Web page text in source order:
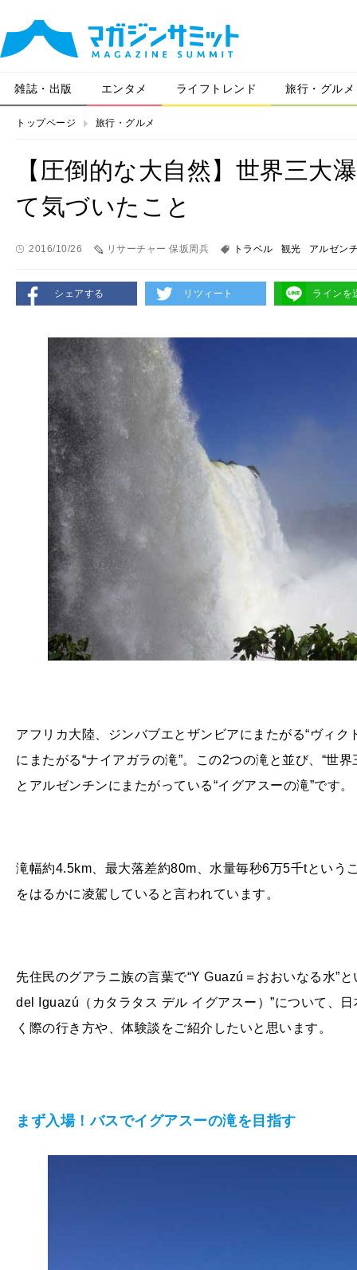
雑誌・出版 エンタメ ライフトレンド 旅行・グルメ
トップページ 旅行・グルメ
【圧倒的な大自然】世界三大
て気づいたこと
2016/10/26 リサーチャー 保坂周兵 トラベル 観光 アルゼン
シェアする リツィート ラインを
アフリカ大陸、ジンバブエとザンビアにまたがる“ヴィ
にまたがる“ナイアガラの滝”。この2つの滝と並び、“世
とアルゼンチンにまたがっている“イグアスーの滝”です。
滝幅約4.5km 、最大落差約80m 、水量毎秒6万5千tという
をはるかに凌駕していると言われています。
先住民のグアラニ族の言葉で“Y Guazú ＝おおいなる水”
del Iguazú （カタラタス デル イグアスー）”について、
く際の行き方や、体験談をご紹介したいと思います。
まず入場！バスでイグアスーの滝を目指す